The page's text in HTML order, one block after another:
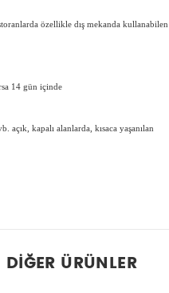
özellikle dış mekanda kullanabilen
14 gün içinde
kapalı alanlarda, kısaca yaşanılan
DIĞER ÜRÜNLER